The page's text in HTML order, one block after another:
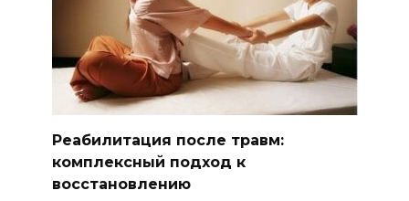
Реабилитация после травм:
комплексный подход к
восстановлению